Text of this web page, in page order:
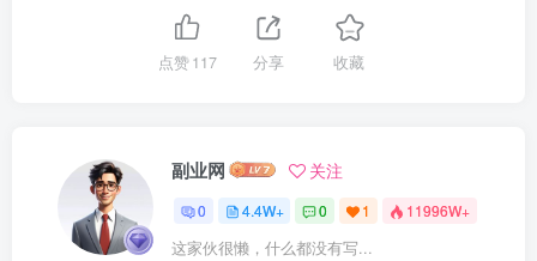
点赞117 分享 收藏
副业网 关注
0 4.4W+ 0 1 11996W+
这家伙很懒，什么都没有写...